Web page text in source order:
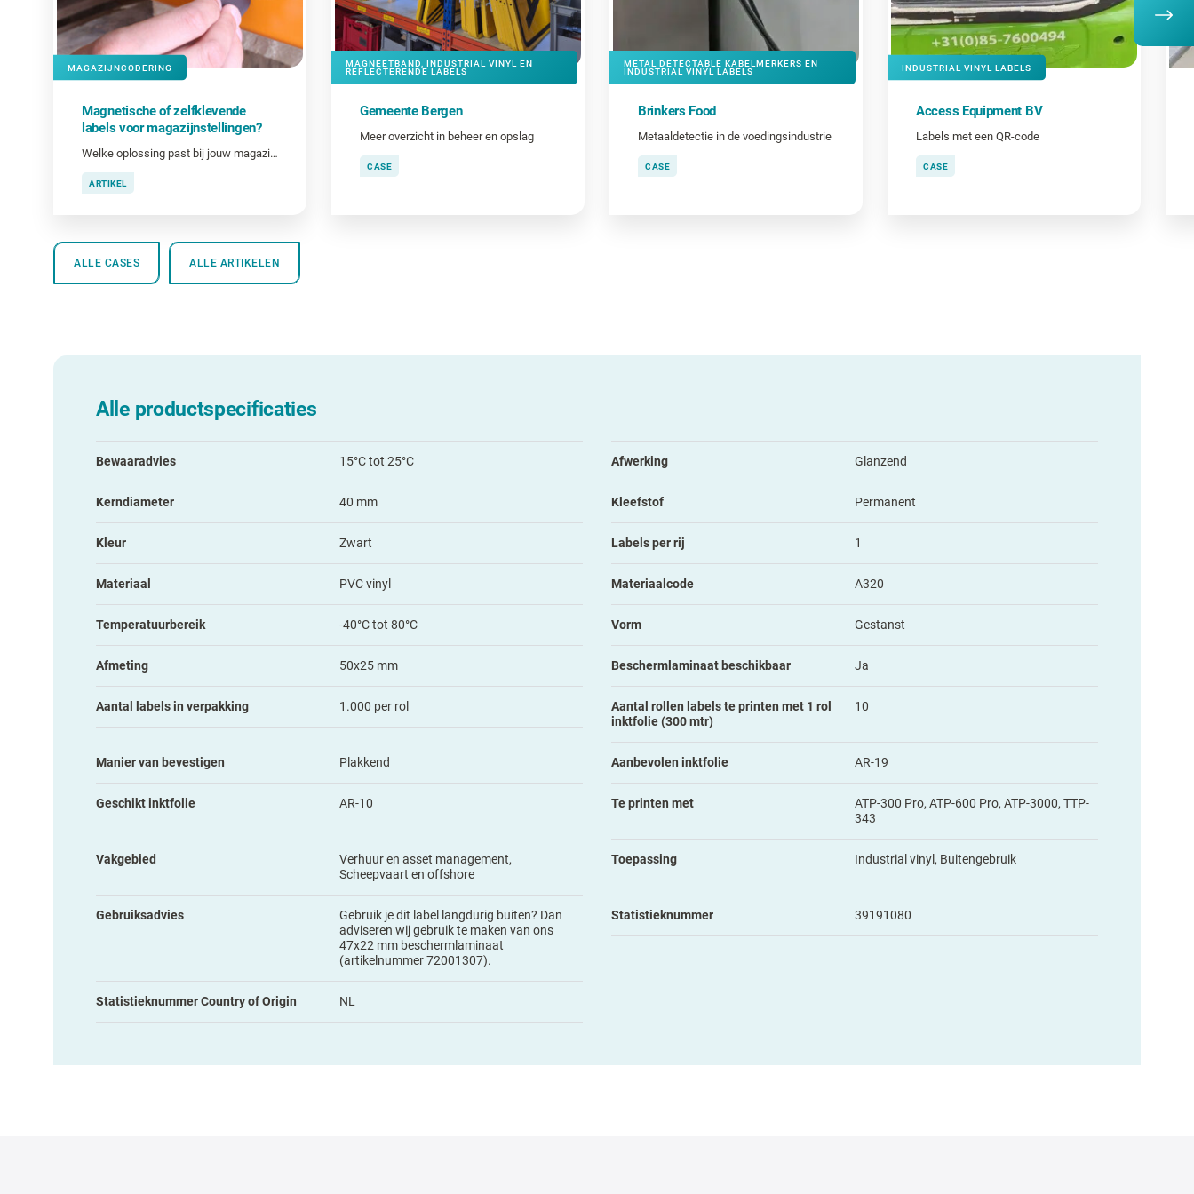
MAGAZIJNCODERING
Magnetische of zelfklevende
labels voor magazijnstellingen?
Welke oplossing past bij jouw magazijnindeling en stellingen?
ARTIKEL
MAGNEETBAND, INDUSTRIAL VINYL EN
REFLECTERENDE LABELS
Gemeente Bergen
Meer overzicht in beheer en opslag
CASE
METAL DETECTABLE KABELMERKERS EN
INDUSTRIAL VINYL LABELS
Brinkers Food
Metaaldetectie in de voedingsindustrie
CASE
INDUSTRIAL VINYL LABELS
Access Equipment BV
Labels met een QR-code
CASE
ALLE CASES ALLE ARTIKELEN
Alle productspecificaties
Bewaaradvies 15°C tot 25°C Afwerking Glanzend
Kerndiameter 40 mm Kleefstof Permanent
Kleur Zwart Labels per rij 1
Materiaal PVC vinyl Materiaalcode A320
Temperatuurbereik -40°C tot 80°C Vorm Gestanst
Afmeting 50x25 mm Beschermlaminaat beschikbaar Ja
Aantal labels in verpakking 1.000 per rol
Aantal rollen labels te printen met 1 rol
inktfolie (300 mtr)
10
Manier van bevestigen Plakkend Aanbevolen inktfolie AR-19
Geschikt inktfolie AR-10 Te printen met
ATP-300 Pro, ATP-600 Pro, ATP-3000, TTP-
343
Vakgebied
Verhuur en asset management,
Scheepvaart en offshore
Toepassing Industrial vinyl, Buitengebruik
Gebruiksadvies
Gebruik je dit label langdurig buiten? Dan
adviseren wij gebruik te maken van ons
47x22 mm beschermlaminaat
(artikelnummer 72001307).
Statistieknummer 39191080
Statistieknummer Country of Origin NL